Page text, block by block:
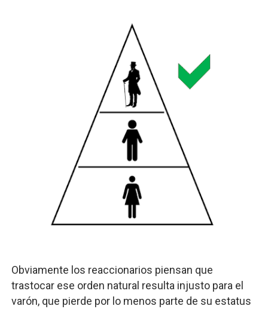
Obviamente los reaccionarios piensan que
trastocar ese orden natural resulta injusto para el
varón, que pierde por lo menos parte de su estatus